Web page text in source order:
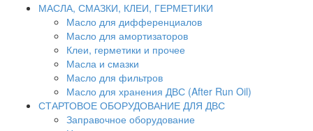
МАСЛА, СМАЗКИ, КЛЕИ, ГЕРМЕТИКИ
Масло для дифференциалов
Масло для амортизаторов
Клеи, герметики и прочее
Масла и смазки
Масло для фильтров
Масло для хранения ДВС (After Run Oil)
СТАРТОВОЕ ОБОРУДОВАНИЕ ДЛЯ ДВС
Заправочное оборудование